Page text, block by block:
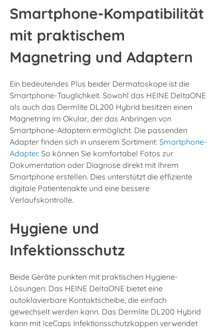
Smartphone-Kompatibilität
mit praktischem
Magnetring und Adaptern
Ein bedeutendes Plus beider Dermatoskope ist die
Smartphone-Tauglichkeit. Sowohl das HEINE DeltaONE
als auch das Dermlite DL200 Hybrid besitzen einen
Magnetring im Okular, der das Anbringen von
Smartphone-Adaptern ermöglicht. Die passenden
Adapter finden sich in unserem Sortiment: Smartphone-
Adapter. So können Sie komfortabel Fotos zur
Dokumentation oder Diagnose direkt mit Ihrem
Smartphone erstellen. Dies unterstützt die effiziente
digitale Patientenakte und eine bessere
Verlaufskontrolle.
Hygiene und
Infektionsschutz
Beide Geräte punkten mit praktischen Hygiene-
Lösungen: Das HEINE DeltaONE bietet eine
autoklavierbare Kontaktscheibe, die einfach
gewechselt werden kann. Das Dermlite DL200 Hybrid
kann mit IceCaps Infektionsschutzkappen verwendet